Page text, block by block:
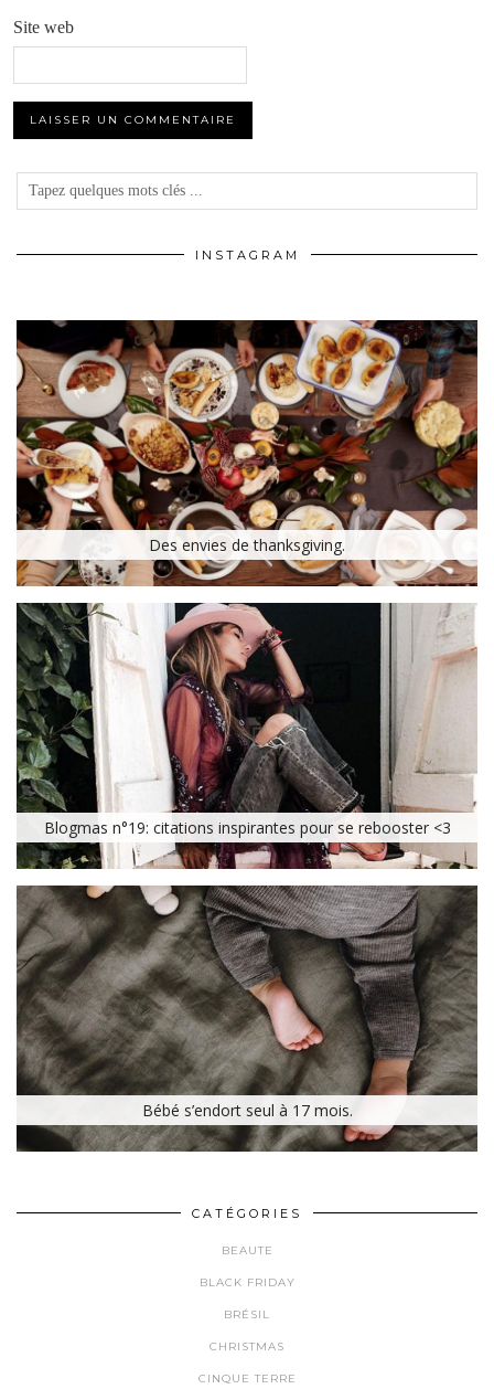
Site web
INSTAGRAM
Des envies de thanksgiving.
Blogmas n°19: citations inspirantes pour se rebooster <3
Bébé s’endort seul à 17 mois.
CATÉGORIES
BEAUTE
BLACK FRIDAY
BRÉSIL
CHRISTMAS
CINQUE TERRE